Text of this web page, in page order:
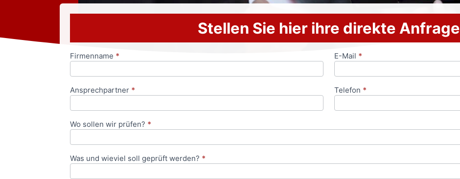
Stellen Sie hier ihre direkte Anfrage
Anfrageformular
Firmenname * E-Mail *
Ansprechpartner * Telefon *
Wo sollen wir prüfen? *
Was und wieviel soll geprüft werden? *